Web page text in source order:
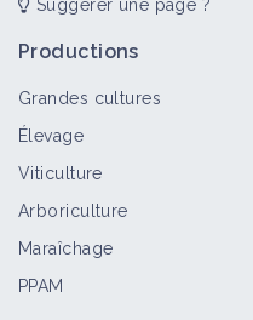
Suggérer une page ?
Productions
Grandes cultures
Élevage
Viticulture
Arboriculture
Maraîchage
PPAM